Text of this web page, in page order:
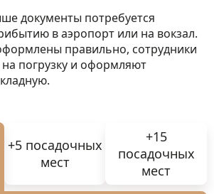
документы потребуется
в аэропорт или на вокзал.
правильно, сотрудники
погрузку и оформляют
+5 посадочных
мест
+15
посадочных
мест